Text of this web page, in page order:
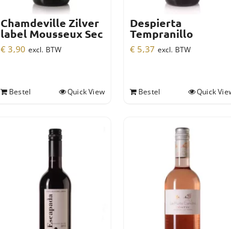
Chamdeville Zilver
label Mousseux Sec
€ 3,90 excl. BTW
Bestel Quick View
Despierta
Tempranillo
€ 5,37 excl. BTW
Bestel Quick